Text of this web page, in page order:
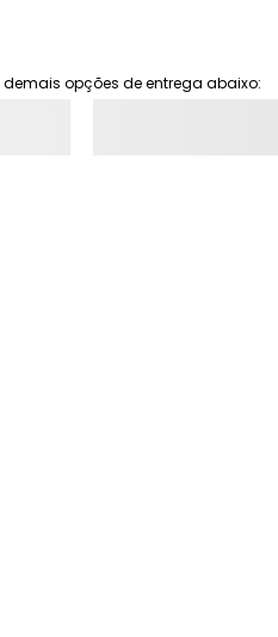
demais opções de entrega abaixo: